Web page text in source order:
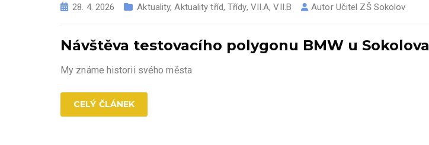
28. 4. 2026 Aktuality,Aktuality tříd,Třídy, VII.A,VII.B Autor Učitel ZŠ Sokolov
Návštěva testovacího polygonu BMW u Sokolova
My známe historii svého města
CELÝ ČLÁNEK